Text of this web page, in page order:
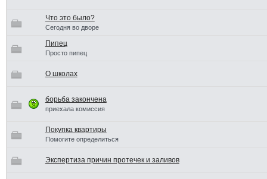
Что это было?
Сегодня во дворе
Пипец
Просто пипец
О школах
борьба закончена
приехала комиссия
Покупка квартиры
Помогите определиться
Экспертиза причин протечек и заливов